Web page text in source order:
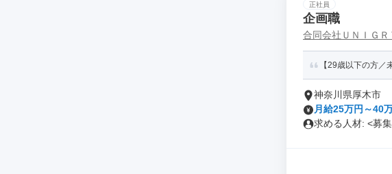
正社員
企画職
合同会社ＵＮＩＧＲ
【29歳以下の方
神奈川県厚木市
月給25万円～40
求める人材: <募